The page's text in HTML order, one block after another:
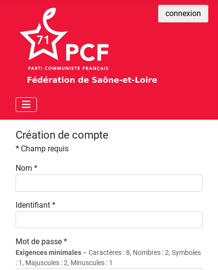
connexion
Création de compte
* Champ requis
Nom *
Identifiant *
Mot de passe *
Exigences minimales – Caractères : 8, Nombres : 2, Symboles
: 1, Majuscules : 2, Minuscules : 1